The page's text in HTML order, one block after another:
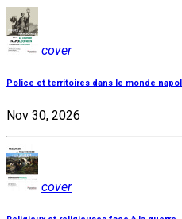
cover
Police et territoires dans le monde
Nov 30, 2026
cover